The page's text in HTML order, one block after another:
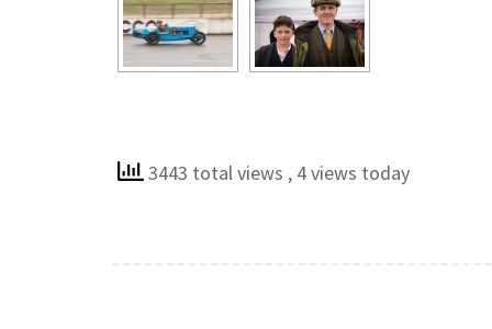
3443 total views , 4 views today